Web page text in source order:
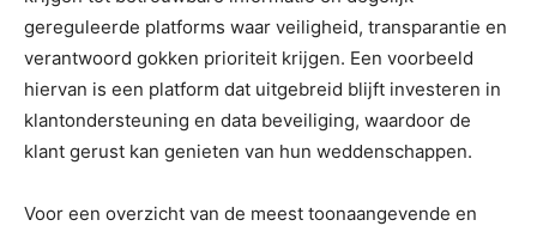
gereguleerde platforms waar veiligheid, transparantie en
verantwoord gokken prioriteit krijgen. Een voorbeeld
hiervan is een platform dat uitgebreid blijft investeren in
klantondersteuning en data beveiliging, waardoor de
klant gerust kan genieten van hun weddenschappen.
Voor een overzicht van de meest toonaangevende en